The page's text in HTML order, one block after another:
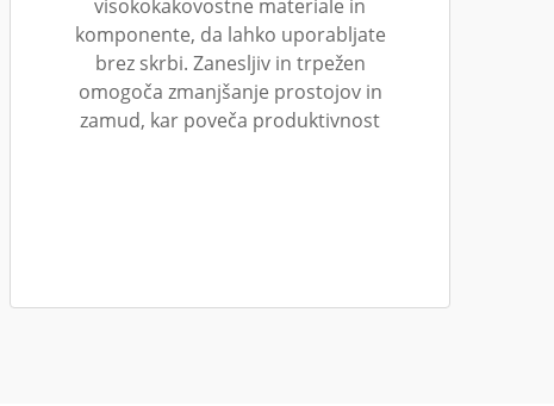
visokokakovostne materiale in
komponente, da lahko uporabljate
brez skrbi. Zanesljiv in trpežen
omogoča zmanjšanje prostojov in
zamud, kar poveča produktivnost